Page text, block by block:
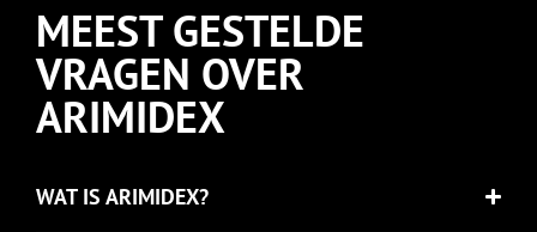
MEEST GESTELDE
VRAGEN OVER
ARIMIDEX
WAT IS ARIMIDEX?